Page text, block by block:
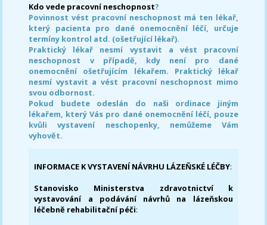
Kdo vede pracovní neschopnost?
Povinnost vést pracovní neschopnost má ten lékař,
který pacienta pro dané onemocnění léčí, určuje
termíny kontrol atd. (ošetřující lékař).
Praktický lékař nesmí vystavit a vést pracovní
neschopnost v případě, kdy není pro dané
onemocnění ošetřujícím lékařem. Praktický lékař
nesmí vystavit a vést pracovní neschopnost mimo
svou odbornost.
Pokud budete odeslán do naši ordinace jiným
lékařem, který Vás pro dané onemocnění léčí, pouze
kvůli vystavení neschopenky, nemůžeme Vám
vyhovět.
INFORMACE K VYSTAVENÍ NÁVRHU LÁZEŇSKÉ LÉČBY:
Stanovisko Ministerstva zdravotnictví k
vystavování a podávání návrhů na lázeňskou
léčebně rehabilitační péči: